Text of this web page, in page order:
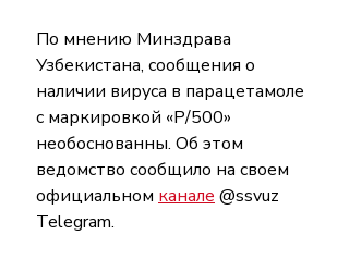
По мнению Минздрава
Узбекистана, сообщения о
наличии вируса в парацетамоле
с маркировкой «Р/500»
необоснованны. Об этом
ведомство сообщило на своем
официальном канале @ssvuz
Telegram.